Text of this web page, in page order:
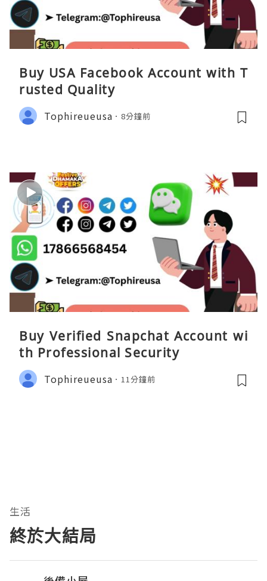
Buy USA Facebook Account with T
rusted Quality
Tophireueusa 8分鐘前
Buy Verified Snapchat Account wi
th Professional Security
Tophireueusa 11分鐘前
生活
終於大結局